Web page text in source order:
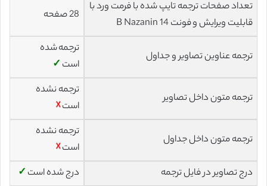
تعداد صفحات ترجمه تایپ شده با فرمت ورد با
قابلیت ویرایش و فونت 14 B Nazanin
28 صفحه
ترجمه عناوین تصاویر و جداول
ترجمه شده
است ✓
ترجمه متون داخل تصاویر
ترجمه نشده
است☓
ترجمه متون داخل جداول
ترجمه نشده
است☓
درج تصاویر در فایل ترجمه
درج شده است ✓